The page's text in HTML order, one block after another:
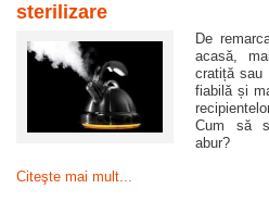
sterilizare
De
acasă,
cratiță sau
fiabilă și
Cum să
abur?
Citeşte mai mult...